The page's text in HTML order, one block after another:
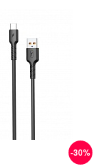
-30%